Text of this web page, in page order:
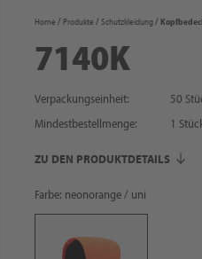
Home Produkte Schutzkleidung
7140K
Verpackungseinheit:
50
Mindestbestellmenge:
1
ZU DEN PRODUKTDETAILS
Farbe: neonorange / uni